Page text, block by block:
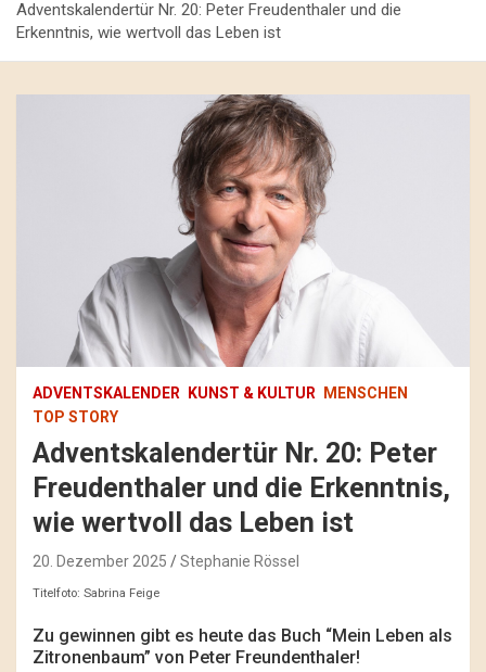
Adventskalendertür Nr. 20: Peter Freudenthaler und die
Erkenntnis, wie wertvoll das Leben ist
ADVENTSKALENDER KUNST & KULTUR
MENSCHEN
TOP STORY
Adventskalendertür Nr. 20: Peter
Freudenthaler und die Erkenntnis,
wie wertvoll das Leben ist
20. Dezember 2025 Stephanie Rössel
Titelfoto: Sabrina Feige
Zu gewinnen gibt es heute das Buch “Mein Leben als
Zitronenbaum” von Peter Freundenthaler!